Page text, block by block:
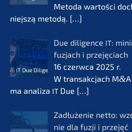
Metoda wartości
nie­js­zą metodą. […]
Due diligence IT:
fuzjach i przejęciach
16 czerw­ca 2025 r.
W transak­c­jach M&
ma anali­za IT Due […]
Zadłuże­nie netto:
nie dla fuzji i przejęć